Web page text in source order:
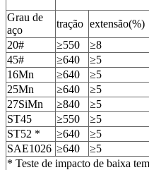
Grau de
aço
tração extensão(%)
20#
≥550 ≥8
45#
≥640 ≥5
16Mn
≥640 ≥5
25Mn
≥640 ≥5
27SiMn
≥840 ≥5
ST45
≥550 ≥5
ST52 *
≥640 ≥5
SAE1026 ≥640 ≥5
* Teste de impacto de baixa